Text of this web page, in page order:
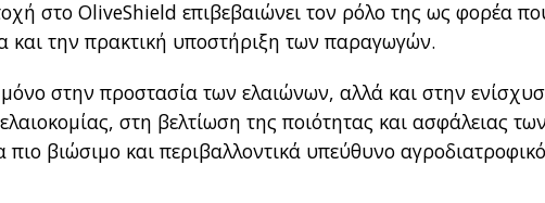
στο OliveShield επιβεβαιώνει τον ρόλο της ως φορέα
και την πρακτική υποστήριξη των παραγωγών.
στην προστασία των ελαιώνων, αλλά και στην
στη βελτίωση της ποιότητας και ασφάλειας
βιώσιμο και περιβαλλοντικά υπεύθυνο αγροδιατροφικό